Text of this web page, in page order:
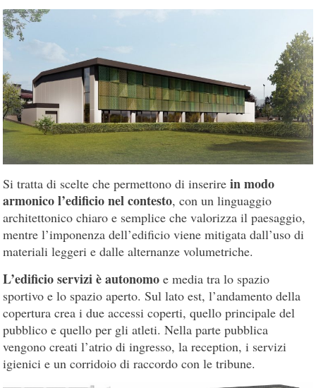
Si tratta di scelte che permettono di inserirein modo
armonico l’edificio nel contesto, con un linguaggio
architettonico chiaro e semplice che valorizza il paesaggio,
mentre l’imponenza dell’edificio viene mitigata dall’uso di
materiali leggeri e dalle alternanze volumetriche.
L’edificio servizi è autonomo e media tra lo spazio
sportivo e lo spazio aperto. Sul lato est, l’andamento della
copertura crea i due accessi coperti, quello principale del
pubblico e quello per gli atleti. Nella parte pubblica
vengono creati l’atrio di ingresso, la reception, i servizi
igienici e un corridoio di raccordo con le tribune.